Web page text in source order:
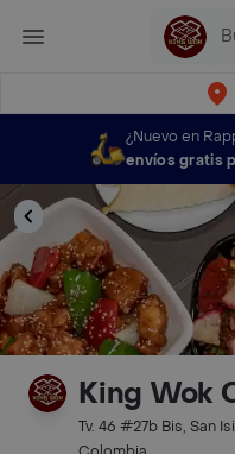
¿Nuevo en
envíos gratis
King Wok
Tv. 46 #27b Bis, San